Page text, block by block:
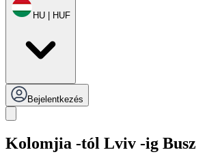
HU | HUF
Bejelentkezés
Kolomjia -tól Lviv -ig Busz